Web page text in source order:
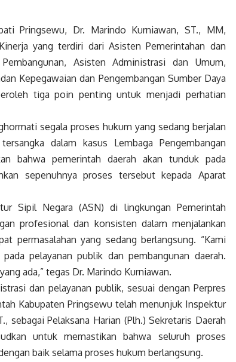
Pringsewu, Dr. Marindo Kurniawan, ST., MM,
yang terdiri dari Asisten Pemerintahan dan
Asisten Administrasi dan Umum,
Kepegawaian dan Pengembangan Sumber Daya
tiga poin penting untuk menjadi perhatian
segala proses hukum yang sedang berjalan
dalam kasus Lembaga Pengembangan
bahwa pemerintah daerah akan tunduk pada
sepenuhnya proses tersebut kepada Aparat
Sipil Negara (ASN) di lingkungan Pemerintah
profesional dan konsisten dalam menjalankan
permasalahan yang sedang berlangsung. “Kami
pelayanan publik dan pembangunan daerah.
ada,” tegas Dr. Marindo Kurniawan.
dan pelayanan publik, sesuai dengan Perpres
Kabupaten Pringsewu telah menunjuk Inspektur
sebagai Pelaksana Harian (Plh.) Sekretaris Daerah
untuk memastikan bahwa seluruh proses
baik selama proses hukum berlangsung.